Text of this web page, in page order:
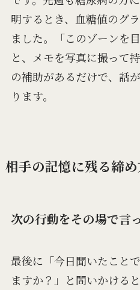
明するとき、血糖値のグ
ました。「このゾーンを
と、メモを写真に撮って
の補助があるだけで、話
ります。
相手の記憶に残る締
次の行動をその場で言
最後に「今日聞いたこと
ますか？」と問いかける